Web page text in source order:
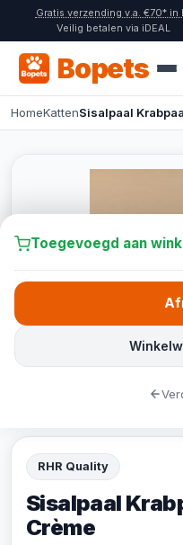
Gratis verzending v.a. €70* in
Veilig betalen via iDEAL
Bopets
HomeKattenSisalpaal
RHR Quality
Sisalpaal
Crème
Toegevoegd aan